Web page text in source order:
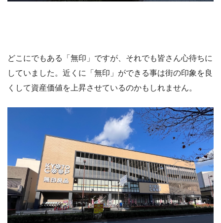
どこにでもある「無印」ですが、それでも皆さん心待ちに
していました。近くに「無印」ができる事は街の印象を良
くして資産価値を上昇させているのかもしれません。